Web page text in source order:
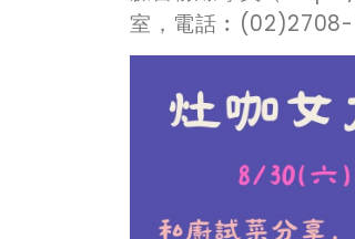
室，電話︰(02)2708-